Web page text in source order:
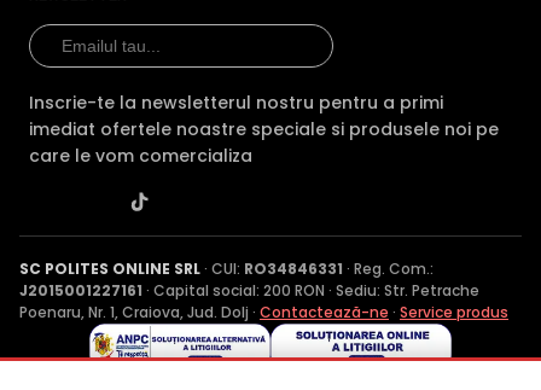
Inscrie-te la newsletterul nostru pentru a primi
imediat ofertele noastre speciale si produsele noi pe
care le vom comercializa
SC POLITES ONLINE SRL· CUI: RO34846331 · Reg. Com.:
J2015001227161 · Capital social: 200 RON · Sediu: Str. Petrache
Poenaru, Nr. 1, Craiova, Jud. Dolj · Contactează-ne · Service produs